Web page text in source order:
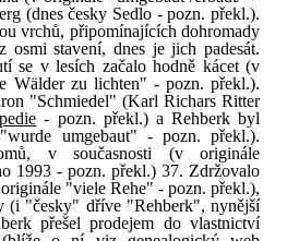
(dnes česky Sedlo - pozn. překl.).
vrchů, připomínajících dohromady
osmi stavení, dnes je jich padesát.
se v lesích začalo hodně kácet (v
Wälder zu lichten" - pozn. překl.).
"Schmiedel" (Karl Richars Ritter
- pozn. překl.) a Rehberk byl
umgebaut" - pozn. překl.).
v současnosti (v originále
1993 - pozn. překl.) 37. Zdržovalo
"viele Rehe" - pozn. překl.),
(i "česky" dříve "Rehberk", nynější
přešel prodejem do vlastnictví